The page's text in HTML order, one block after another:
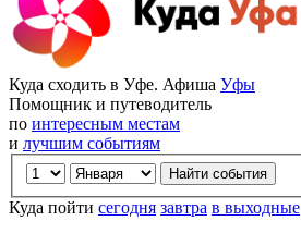
Куда сходить в Уфе. Афиша Уфы
Помощник и путеводитель
по интересным местам
и лучшим событиям
Куда пойти сегодня завтра в выходные